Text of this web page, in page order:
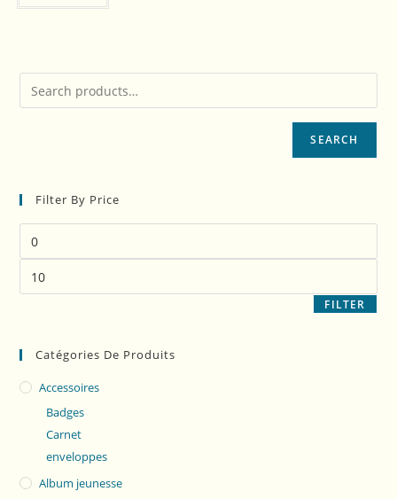
SEARCH
Filter By Price
FILTER
Catégories De Produits
Accessoires
Badges
Carnet
enveloppes
Album jeunesse